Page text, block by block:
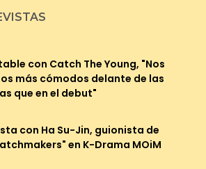
con Catch The Young, "Nos
más cómodos delante de las
que en el debut"
con Ha Su-Jin, guionista de
en K-Drama MOiM